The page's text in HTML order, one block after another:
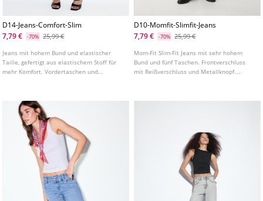
D14-Jeans-Comfort-Slim
7,79 €
-70% 25,99 €
Jeans mit hohem Bund und elastischer
Taille, gefertigt aus elastischem Stoff für
mehr Komfort. Vordertaschen und
verschiedenen Farben erhältlich.
D10-Momfit-Slimfit-Jeans
7,79 €
-70% 25,99 €
Mom-Fit Slim-Fit Jeans mit sehr hohem
Bund und fünf Taschen. Frontverschluss
mit Reißverschluss und Metallknopf.
An Hüfte und Oberschenkeln anliegend, am